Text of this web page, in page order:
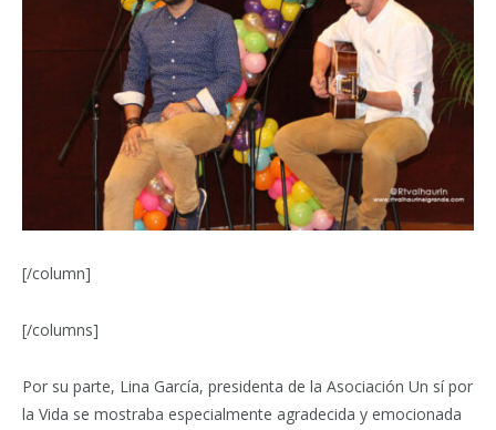
[/column]
[/columns]
Por su parte, Lina García, presidenta de la Asociación Un sí por
la Vida se mostraba especialmente agradecida y emocionada